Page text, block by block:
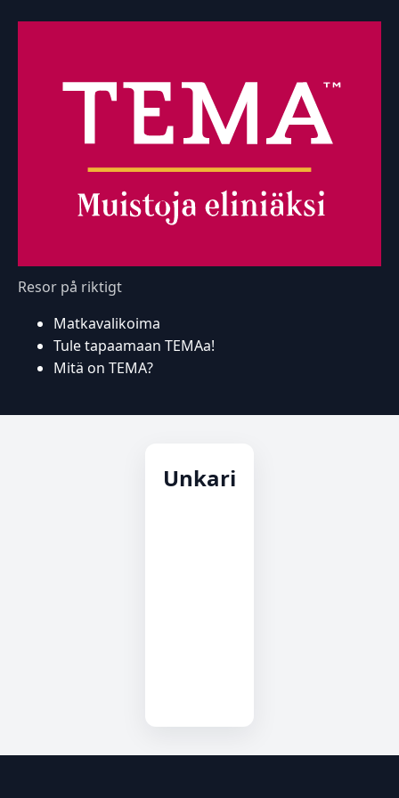
Resor på riktigt
Matkavalikoima
Tule tapaamaan TEMAa!
Mitä on TEMA?
Unkari